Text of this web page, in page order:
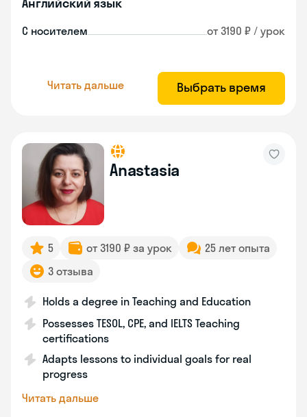
С носителем от 3190 ₽ / урок
Читать дальше Выбрать время
Anastasia
5 от 3190 ₽ за урок
25 лет опыта
3 отзыва
Holds a degree in Teaching and Education
Possesses TESOL, CPE, and IELTS Teaching
certifications
Adapts lessons to individual goals for real
progress
Читать дальше